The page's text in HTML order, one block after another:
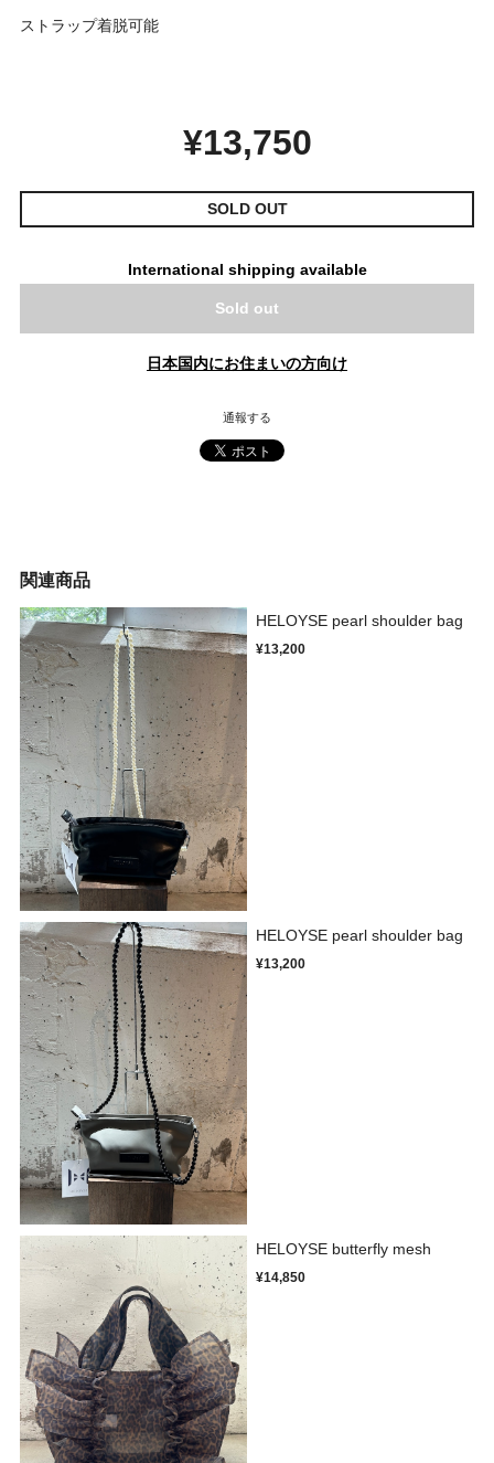
ストラップ着脱可能
¥13,750
SOLD OUT
International shipping available
Sold out
日本国内にお住まいの方向け
通報する
関連商品
HELOYSE pearl shoulder bag
¥13,200
HELOYSE pearl shoulder bag
¥13,200
HELOYSE butterfly mesh
¥14,850